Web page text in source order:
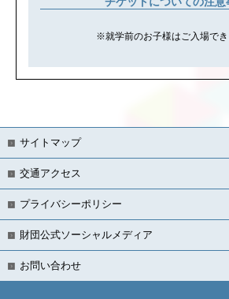
※就学前のお子様はご入場で
サイトマップ
交通アクセス
プライバシーポリシー
財団公式ソーシャルメディア
お問い合わせ